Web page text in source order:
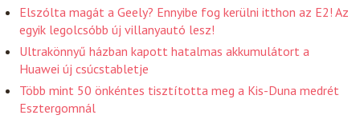
Elszólta magát a Geely? Ennyibe fog kerülni itthon az E2! Az
egyik legolcsóbb új villanyautó lesz!
Ultrakönnyű házban kapott hatalmas akkumulátort a
Huawei új csúcstabletje
Több mint 50 önkéntes tisztította meg a Kis-Duna medrét
Esztergomnál